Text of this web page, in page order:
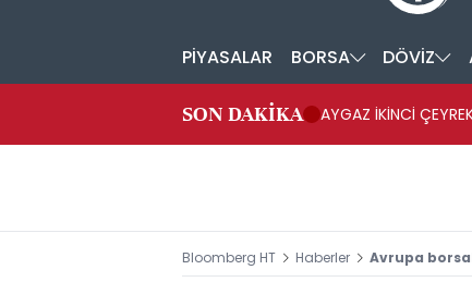
PİYASALAR BORSA DÖVİZ
SON DAKİKA AYGAZ İKİNCİ
Bloomberg HT Haberler Avrupa